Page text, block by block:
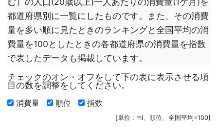
都道府県別に一覧にしたものです。また、その消費
量を多い順に見たときのランキングと全国平均の消
費量を100としたときの各都道府県の消費量を指数
で表したデータも掲載しています。
チェックのオン・オフをして下の表に表示させる項
目の数を調整をしてください。
消費量 順位 指数
[単位 : ml、順位、全国平均=100]